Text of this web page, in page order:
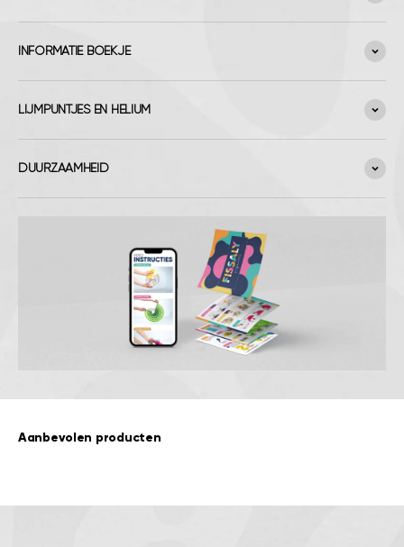
INFORMATIE BOEKJE
LIJMPUNTJES EN HELIUM
DUURZAAMHEID
Aanbevolen producten